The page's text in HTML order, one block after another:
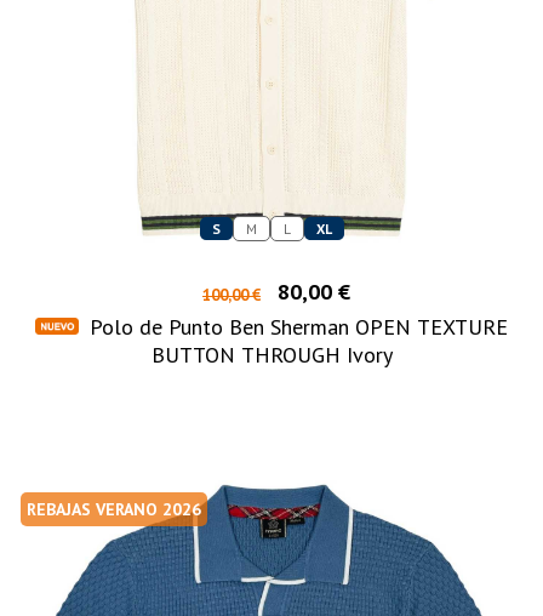
S M L XL
100,00 €
80,00 €
Polo de Punto Ben Sherman OPEN TEXTURE
BUTTON THROUGH Ivory
REBAJAS VERANO 2026